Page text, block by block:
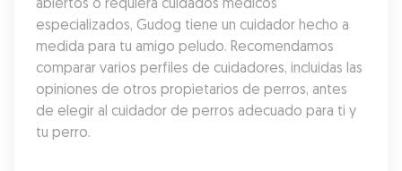
especializados, Gudog tiene un cuidador hecho a
medida para tu amigo peludo. Recomendamos
comparar varios perfiles de cuidadores, incluidas las
opiniones de otros propietarios de perros, antes
de elegir al cuidador de perros adecuado para ti y
tu perro.